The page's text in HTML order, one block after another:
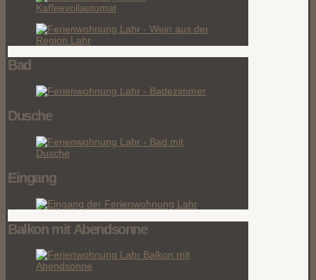
Bad
Dusche
Eingang
Balkon mit Abendsonne